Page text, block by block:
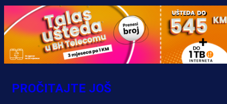
Promo vijesti
MrBit: Isprati kvalifikacije za
evropska takmičenja i preuzmi
bonus dobrodošlice!
PROČITAJTE JOŠ